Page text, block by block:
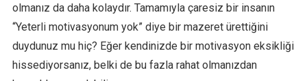
olmanız da daha kolaydır. Tamamıyla çaresiz bir insanın
“Yeterli motivasyonum yok” diye bir mazeret ürettiğini
duydunuz mu hiç? Eğer kendinizde bir motivasyon eksikliği
hissediyorsanız, belki de bu fazla rahat olmanızdan